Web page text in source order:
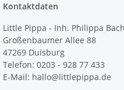
Kontaktdaten
Little Pippa - Inh. Philippa Bach
Großenbaumer Allee 88
47269 Duisburg
Telefon: 0203 - 928 77 433
E-Mail: hallo@littlepippa.de